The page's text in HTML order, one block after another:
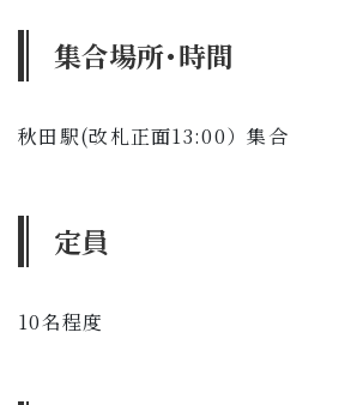
集合場所･時間
秋田駅(改札正面13:00）集合
定員
10名程度